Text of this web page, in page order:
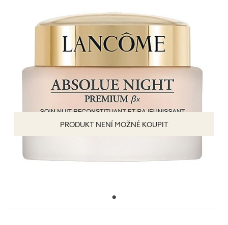
PRODUKT NENÍ MOŽNÉ KOUPIT